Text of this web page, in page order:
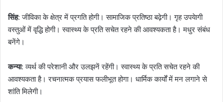
सिंह: जीविका के क्षेत्र में प्रगति होगी। सामाजिक प्रतिष्ठा बढ़ेगी। गृह उपयेागी
वस्तुओं में वृद्धि होगी। स्वास्थ्य के प्रति सचेत रहने की आवश्यकता है। मधुर संबंध
बनेंगे।
कन्या: व्यर्थ की परेशानी और उलझनें रहेंगी। स्वास्थ्य के प्रति सचेत रहने की
आवश्यकता है। रचनात्मक प्रयास फलीभूत होगा। धार्मिक कार्यों में मन लगाने से
शांति मिलेगी।